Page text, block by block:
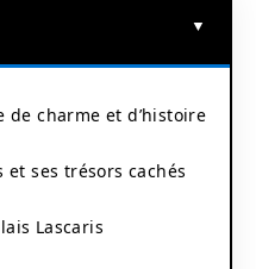
de charme et d’histoire
et ses trésors cachés
Lascaris